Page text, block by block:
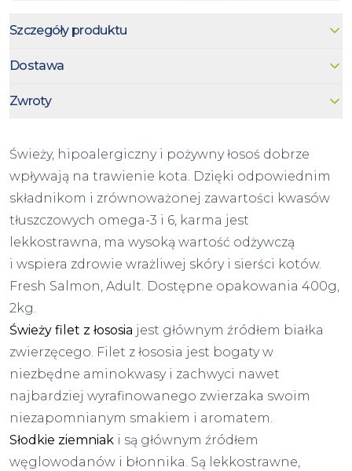
Szczegóły produktu
Dostawa
Zwroty
Świeży, hipoalergiczny i pożywny łosoś dobrze
wpływają na trawienie kota. Dzięki odpowiednim
składnikom i zrównoważonej zawartości kwasów
tłuszczowych omega-3 i 6, karma jest
lekkostrawna, ma wysoką wartość odżywczą
i wspiera zdrowie wrażliwej skóry i sierści kotów.
Fresh Salmon, Adult. Dostępne opakowania 400g,
2kg.
Świeży filet z łososia jest głównym źródłem białka
zwierzęcego. Filet z łososia jest bogaty w
niezbędne aminokwasy i zachwyci nawet
najbardziej wyrafinowanego zwierzaka swoim
niezapomnianym smakiem i aromatem.
Słodkie ziemniak i są głównym źródłem
węglowodanów i błonnika. Są lekkostrawne,